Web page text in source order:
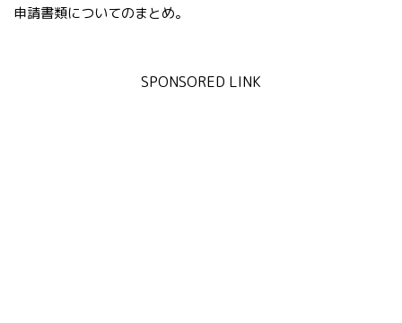
申請書類についてのまとめ。
SPONSORED LINK